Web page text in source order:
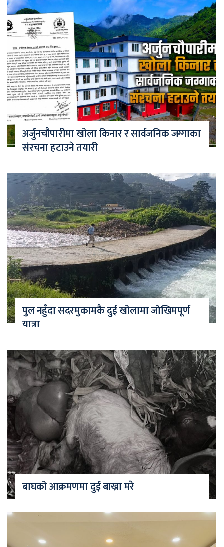
अर्जुनचौपारीमा खोला किनार र सार्वजनिक जग्गाका
संरचना हटाउने तयारी
पुल नहुँदा सदरमुकामकै दुई खोलामा जोखिमपूर्ण
यात्रा
बाघको आक्रमणमा दुई बाख्रा मरे